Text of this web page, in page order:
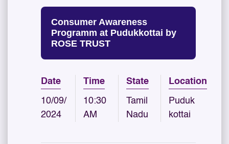
Consumer Awareness
Programm at Pudukkottai by
ROSE TRUST
Date
10/09/
2024
Time
10:30
AM
State
Tamil
Nadu
Location
Puduk
kottai